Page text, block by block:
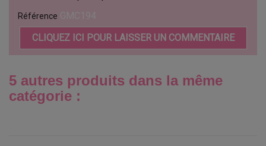
Référence
CLIQUEZ ICI POUR LAISSER UN COMMENTAIRE
5 autres produits dans la même
catégorie :